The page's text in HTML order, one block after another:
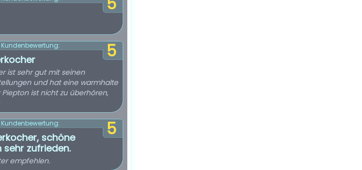
5
Kundenbewertung:
ist sehr gut mit seinen
und hat eine warmhalte
ist nicht zu überhören,
5
Kundenbewertung:
schöne
sehr zufrieden.
empfehlen.